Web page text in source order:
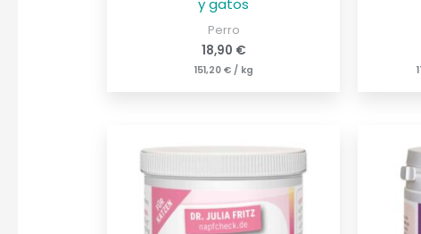
y gatos
Perro
18,90 €
151,20 €/ kg